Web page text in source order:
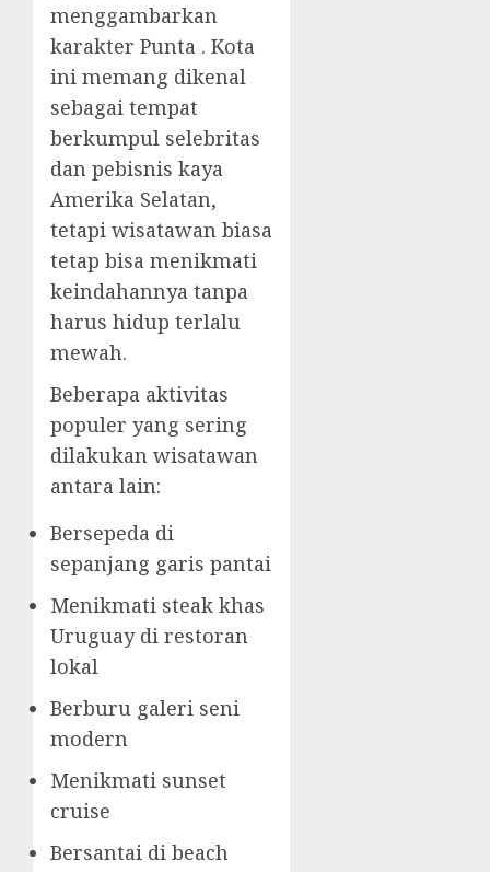
menggambarkan
karakter Punta . Kota
ini memang dikenal
sebagai tempat
berkumpul selebritas
dan pebisnis kaya
Amerika Selatan,
tetapi wisatawan biasa
tetap bisa menikmati
keindahannya tanpa
harus hidup terlalu
mewah.
Beberapa aktivitas
populer yang sering
dilakukan wisatawan
antara lain:
Bersepeda di
sepanjang garis pantai
Menikmati steak khas
Uruguay di restoran
lokal
Berburu galeri seni
modern
Menikmati sunset
cruise
Bersantai di beach